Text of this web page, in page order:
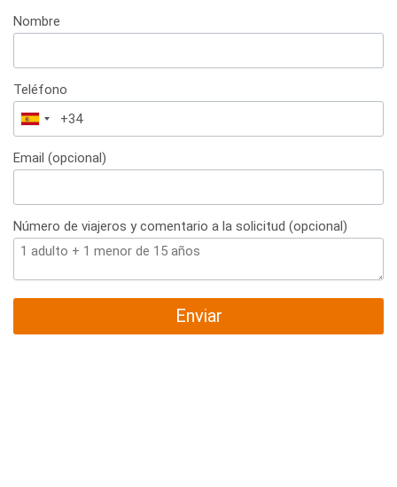
Nombre
Teléfono
España
+34
Email (opcional)
Número de viajeros y comentario a la solicitud (opcional)
Enviar